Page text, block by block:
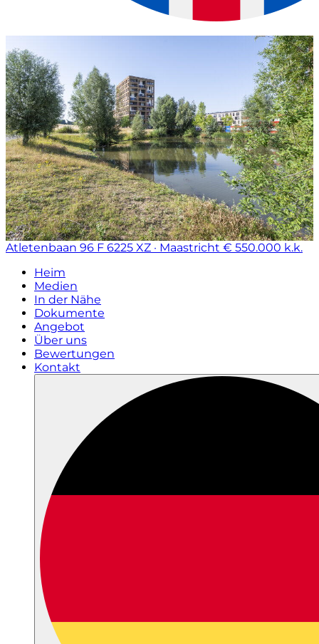
Atletenbaan 96 F 6225 XZ · Maastricht € 550.000 k.k.
Heim
Medien
In der Nähe
Dokumente
Angebot
Über uns
Bewertungen
Kontakt